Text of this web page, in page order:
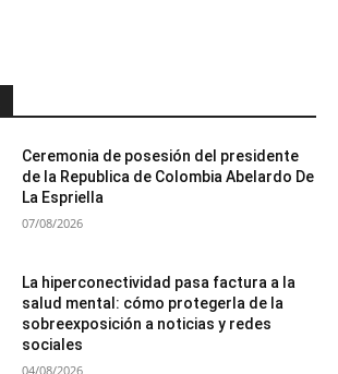
Ceremonia de posesión del presidente
de la Republica de Colombia Abelardo De
La Espriella
07/08/2026
La hiperconectividad pasa factura a la
salud mental: cómo protegerla de la
sobreexposición a noticias y redes
sociales
04/08/2026